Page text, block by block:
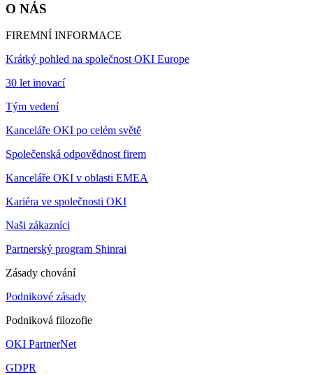
O NÁS
FIREMNÍ INFORMACE
Krátký pohled na společnost OKI Europe
30 let inovací
Tým vedení
Kanceláře OKI po celém světě
Společenská odpovědnost firem
Kanceláře OKI v oblasti EMEA
Kariéra ve společnosti OKI
Naši zákazníci
Partnerský program Shinrai
Zásady chování
Podnikové zásady
Podniková filozofie
OKI PartnerNet
GDPR